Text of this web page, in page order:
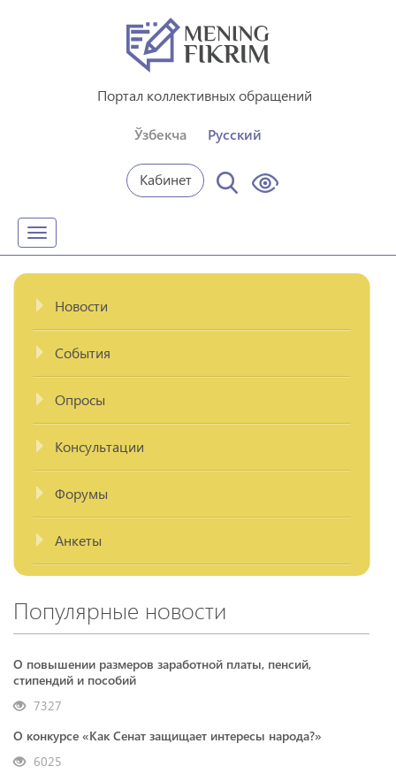
Портал коллективных обращений
Ўзбекча Русский
Кабинет
Toggle
navigation
Новости
События
Опросы
Консультации
Форумы
Анкеты
Популярные новости
О повышении размеров заработной платы, пенсий,
стипендий и пособий
7327
О конкурсе «Как Сенат защищает интересы народа?»
6025